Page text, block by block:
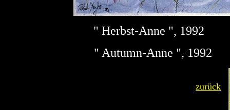
" Herbst-Anne ",
" Autumn-Anne ",
zurück